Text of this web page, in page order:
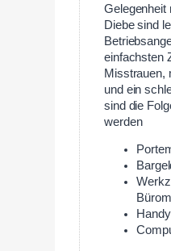
Gelegenheit
Diebe sind
einfachsten
Misstrauen,
und ein
sind die
werden